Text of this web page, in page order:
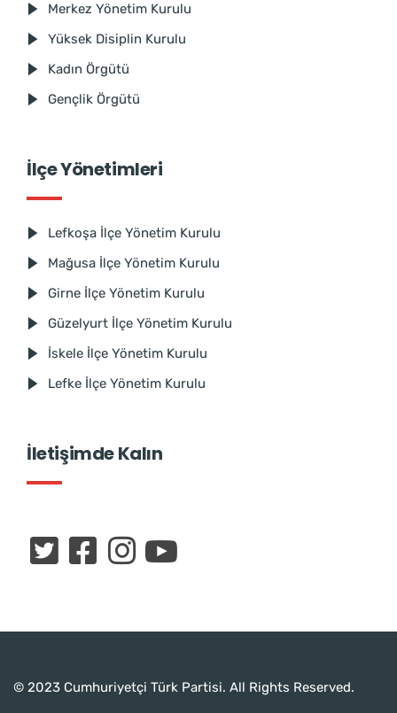
Merkez Yönetim Kurulu
Yüksek Disiplin Kurulu
Kadın Örgütü
Gençlik Örgütü
İlçe Yönetimleri
Lefkoşa İlçe Yönetim Kurulu
Mağusa İlçe Yönetim Kurulu
Girne İlçe Yönetim Kurulu
Güzelyurt İlçe Yönetim Kurulu
İskele İlçe Yönetim Kurulu
Lefke İlçe Yönetim Kurulu
İletişimde Kalın
© 2023 Cumhuriyetçi Türk Partisi. All Rights Reserved.